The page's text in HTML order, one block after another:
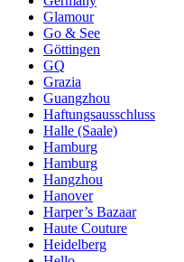
Glamour
Go & See
Göttingen
GQ
Grazia
Guangzhou
Haftungsausschluss
Halle (Saale)
Hamburg
Hamburg
Hangzhou
Hanover
Harper’s Bazaar
Haute Couture
Heidelberg